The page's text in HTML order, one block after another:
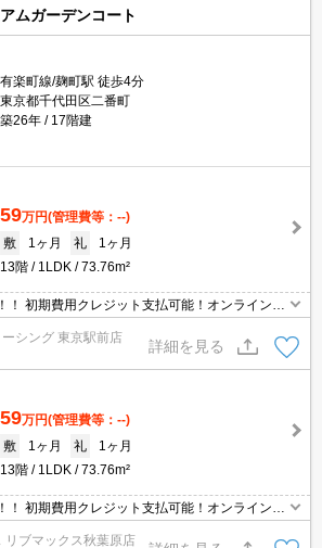
ムガーデンコート
有楽町線/麹町駅 徒歩4分
東京都千代田区二番町
築26年
17階建
59万円(管理費等：--)
敷
1ヶ月 礼
1ヶ月
13階
1LDK 73.76m²
！ 初期費用クレジット支払可能！オンライン内
等弊社に一度も来店せずとも問題ありません♪弊
されている物件も全てご紹介可能になりますの
て申し付けください★
シング 東京駅前店
詳細を見る
59万円(管理費等：--)
敷
1ヶ月 礼
1ヶ月
13階
1LDK 73.76m²
！ 初期費用クレジット支払可能！オンライン内
等弊社に一度も来店せずとも問題ありません♪弊
されている物件も全てご紹介可能になりますの
リブマックス秋葉原店